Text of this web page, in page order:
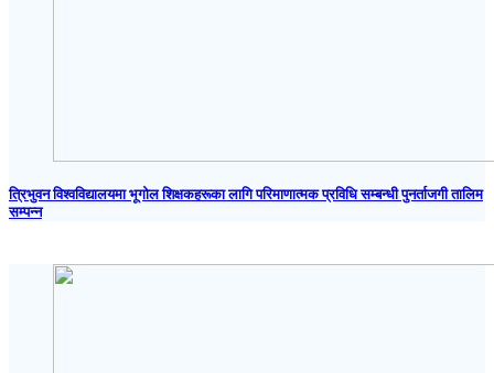
त्रिभुवन विश्वविद्यालयमा भूगोल शिक्षकहरूका लागि परिमाणात्मक प्रविधि सम्बन्धी पुनर्ताजगी तालिम
सम्पन्न